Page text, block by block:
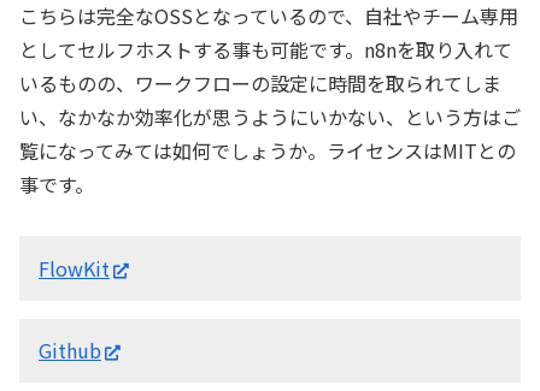
こちらは完全なOSSとなっているので、自社やチーム専用
としてセルフホストする事も可能です。n8nを取り入れて
いるものの、ワークフローの設定に時間を取られてしま
い、なかなか効率化が思うようにいかない、という方はご
覧になってみては如何でしょうか。ライセンスはMITとの
事です。
FlowKit
Github